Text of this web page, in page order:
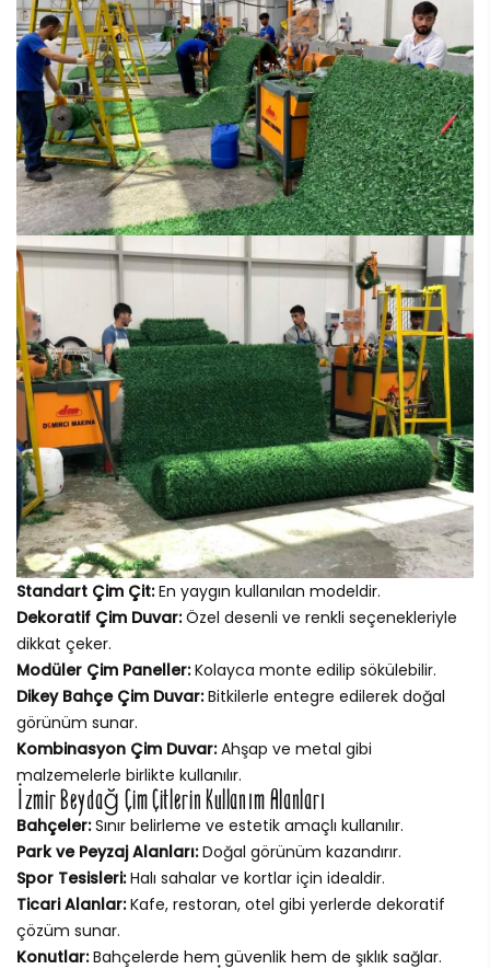
Standart Çim Çit:En yaygın kullanılan modeldir.
Dekoratif Çim Duvar:Özel desenli ve renkli seçenekleriyle
dikkat çeker.
Modüler Çim Paneller:Kolayca monte edilip sökülebilir.
Dikey Bahçe Çim Duvar:Bitkilerle entegre edilerek doğal
görünüm sunar.
Kombinasyon Çim Duvar:Ahşap ve metal gibi
malzemelerle birlikte kullanılır.
İzmir Beydağ Çim Çitlerin Kullanım Alanları
Bahçeler:Sınır belirleme ve estetik amaçlı kullanılır.
Park ve Peyzaj Alanları:Doğal görünüm kazandırır.
Spor Tesisleri:Halı sahalar ve kortlar için idealdir.
Ticari Alanlar:Kafe, restoran, otel gibi yerlerde dekoratif
çözüm sunar.
Konutlar:Bahçelerde hem güvenlik hem de şıklık sağlar.